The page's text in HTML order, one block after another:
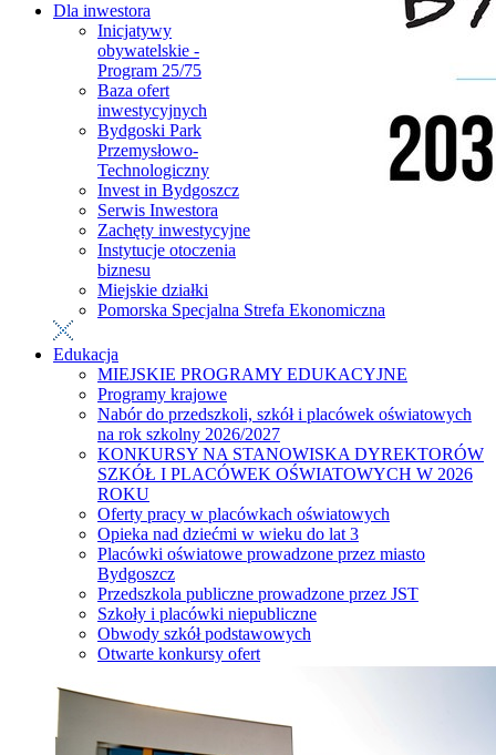
Dla inwestora
Inicjatywy
obywatelskie -
Program 25/75
Baza ofert
inwestycyjnych
Bydgoski Park
Przemysłowo-
Technologiczny
Invest in Bydgoszcz
Serwis Inwestora
Zachęty inwestycyjne
Instytucje otoczenia
biznesu
Miejskie działki
Pomorska Specjalna Strefa Ekonomiczna
Edukacja
MIEJSKIE PROGRAMY EDUKACYJNE
Programy krajowe
Nabór do przedszkoli, szkół i placówek oświatowych
na rok szkolny 2026/2027
KONKURSY NA STANOWISKA DYREKTORÓW
SZKÓŁ I PLACÓWEK OŚWIATOWYCH W 2026
ROKU
Oferty pracy w placówkach oświatowych
Opieka nad dziećmi w wieku do lat 3
Placówki oświatowe prowadzone przez miasto
Bydgoszcz
Przedszkola publiczne prowadzone przez JST
Szkoły i placówki niepubliczne
Obwody szkół podstawowych
Otwarte konkursy ofert